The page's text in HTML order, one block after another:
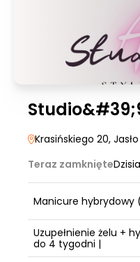
Krasińskiego 20, Jasło
Teraz zamknięte
Manicure hybrydowy
Uzupełnienie żelu +
do 4 tygodni |